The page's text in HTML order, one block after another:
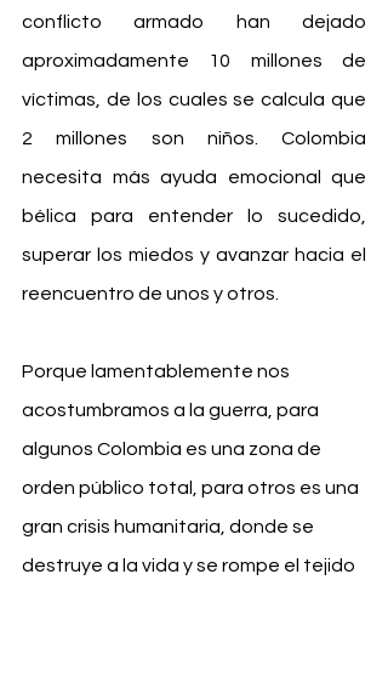
conflicto armado han dejado
aproximadamente 10 millones de
víctimas, de los cuales se calcula que
2 millones son niños. Colombia
necesita más ayuda emocional que
bélica para entender lo sucedido,
superar los miedos y avanzar hacia el
reencuentro de unos y otros.
Porque lamentablemente nos
acostumbramos a la guerra, para
algunos Colombia es una zona de
orden público total, para otros es una
gran crisis humanitaria, donde se
destruye a la vida y se rompe el tejido